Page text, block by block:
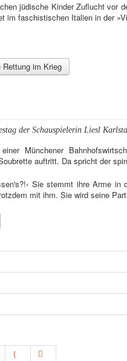
jüdische Kinder Zuflucht vor
im faschistischen Italien in der
Rettung im Krieg
der Schauspielerin Liesl
Münchener
auftritt. Da spricht der
Sie stemmt ihre Arme
mit ihm. Sie wird seine